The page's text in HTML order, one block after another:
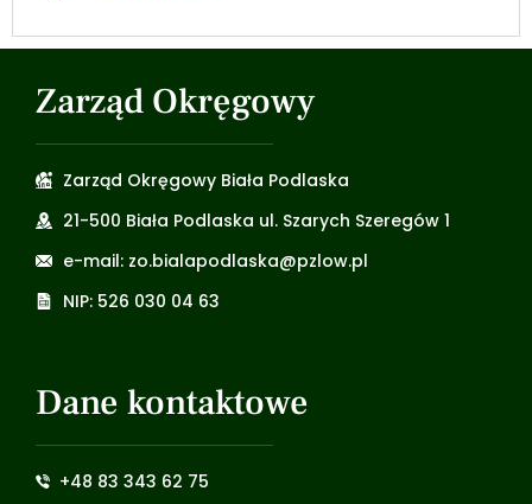
Zarząd Okręgowy
Zarząd Okręgowy Biała Podlaska
21-500 Biała Podlaska ul. Szarych Szeregów 1
e-mail: zo.bialapodlaska@pzlow.pl
NIP: 526 030 04 63
Dane kontaktowe
+48 83 343 62 75